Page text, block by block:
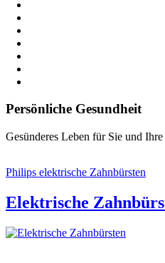
Persönliche Gesundheit
Gesünderes Leben für Sie und
Philips elektrische Zahnbürsten
Elektrische